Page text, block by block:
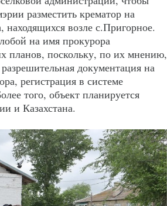
разместить крематор на
возле с.Пригорное.
на имя прокурора
планов, поскольку, по их мнению,
документация на
регистрация в системе
того, объект планируется
и Казахстана.